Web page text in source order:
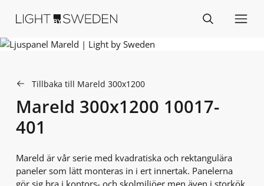
Tillbaka till Mareld 300x1200
Mareld 300x1200 10017-
401
Mareld är vår serie med kvadratiska och rektangulära
paneler som lätt monteras in i ert innertak. Panelerna
gör sig bra i kontors- och skolmiljöer men även i storkök